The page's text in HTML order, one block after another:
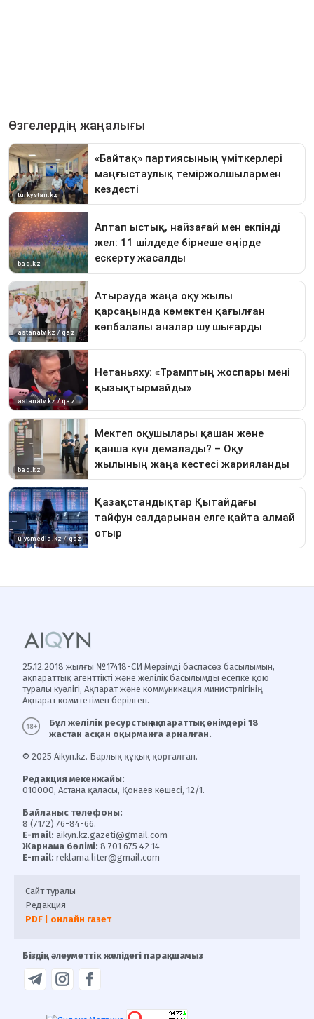
25.12.2018 жылғы №17418-СИ Мерзімді баспасөз басылымын,
ақпараттық агенттікті және желілік басылымды есепке қою
туралы куәлігі, Ақпарат және коммуникация министрлігінің
Ақпарат комитетімен берілген.
Бұл желілік ресурстың ақпараттық өнімдері 18
жастан асқан оқырманға арналған.
© 2025 Aikyn.kz. Барлық құқық қорғалған.
Редакция мекенжайы:
010000, Астана қаласы, Қонаев көшесі, 12/1.
Байланыс телефоны:
8 (7172) 76-84-66.
E-mail: aikyn.kz.gazeti@gmail.com
Жарнама бөлімі: 8 701 675 42 14
E-mail: reklama.liter@gmail.com
Сайт туралы
Редакция
PDF | онлайн газет
Біздің әлеуметтік желідегі парақшамыз